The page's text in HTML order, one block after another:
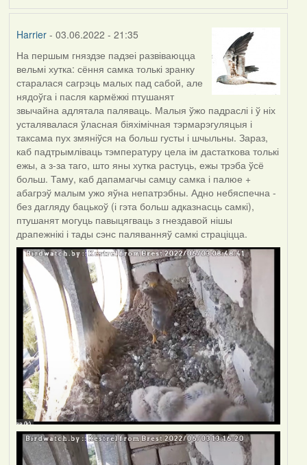
Harrier- 03.06.2022 - 21:35
На першым гняздзе падзеі развіваюцца
вельмі хутка: сёння самка толькі зранку
старалася сагрэць малых пад сабой, але
нядоўга і пасля кармёжкі птушанят
звычайна адлятала паляваць. Малыя ўжо падраслі і ў ніх
усталявалася ўласная біяхімічная тэрмарэгуляцыя і
таксама пух змяніўся на больш густы і шчыльны. Зараз,
каб падтрымліваць тэмпературу цела ім дастаткова толькі
ежы, а з-за таго, што яны хутка растуць, ежы трэба ўсё
больш. Таму, каб дапамагчы самцу самка і палюе +
абагрэў малым ужо яўна непатрэбны. Адно небяспечна -
без дагляду бацькоў (і гэта больш адказнасць самкі),
птушанят могуць павыцягваць з гнездавой нішы
драпежнікі і тады сэнс паляванняў самкі страціцца.